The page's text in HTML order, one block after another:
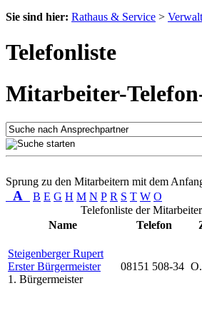
Sie sind hier: Rathaus & Service >
Telefonliste
Mitarbeiter-
Sprung zu den Mitarbeitern mit dem
A B E G H M N P R S T W O
Telefonliste der
Name
Telefon
Steigenberger Rupert
Erster Bürgermeister
1. Bürgermeister
08151 508-34